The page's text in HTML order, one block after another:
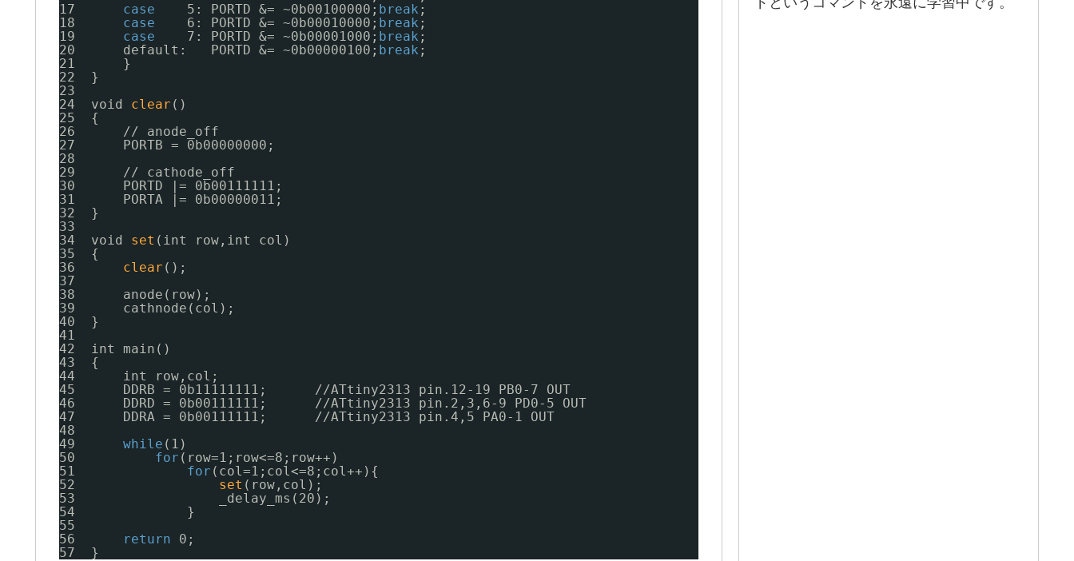
17 case 5: PORTD &= ~0b00100000; break ;
18 case 6: PORTD &= ~0b00010000; break ;
19 case 7: PORTD &= ~0b00001000; break ;
20      default:   PORTD &= ~0b00000100; break ;
21      }
22  }
23
24  void clear ()
25  {
26 //
anode_off
27      PORTB = 0b00000000;
28
29 //
cathode_off
30      PORTD |= 0b00111111;
31      PORTA |= 0b00000011;
32  }
33
34  void set (int row,int col)
35  {
36 clear ();
37
38      anode(row);
39      cathnode(col);
40  }
41
42  int main()
43  {
44      int row,col;
45      DDRB = 0b11111111; //ATtiny2313
pin.12-19 PB0-7 OUT
46      DDRD = 0b00111111; //ATtiny2313
pin.2,3,6-9 PD0-5 OUT
47      DDRA = 0b00111111; //ATtiny2313
pin.4,5 PA0-1 OUT
48
49 while (1)
50 for (row=1;row<=8;row++)
51 for (col=1;col<=8;col++){
52 set (row,col);
53                  _delay_ms(20);
54              }
55
56
return
0;
57  }